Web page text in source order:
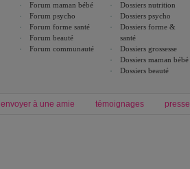
Forum maman bébé
Forum psycho
Forum forme santé
Forum beauté
Forum communauté
Dossiers nutrition
Dossiers psycho
Dossiers forme &
santé
Dossiers grossesse
Dossiers maman bébé
Dossiers beauté
envoyer à une amie témoignages presse